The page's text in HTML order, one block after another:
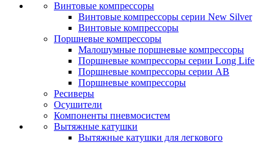
Винтовые компрессоры
Винтовые компрессоры серии New Silver
Винтовые компрессоры
Поршневые компрессоры
Малошумные поршневые компрессоры
Поршневые компрессоры серии Long Life
Поршневые компрессоры серии AB
Поршневые компрессоры
Ресиверы
Осушители
Компоненты пневмосистем
Вытяжные катушки
Вытяжные катушки для легкового